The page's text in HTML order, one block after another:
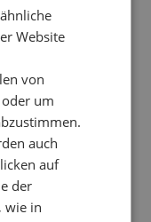
ihren
der
für jedes
wir am
DANISH
SPANISH
Website
von
um
auch
auf
der
wie in